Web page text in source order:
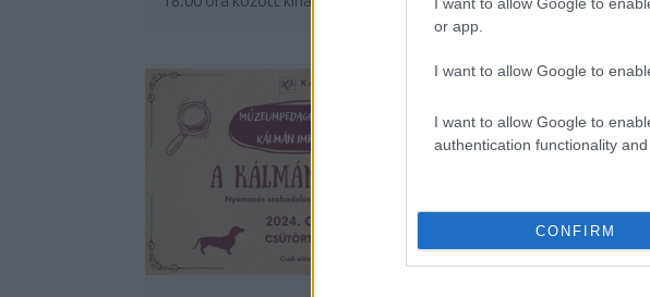
or app.
I want to allow Google to
I want to allow Google to
authentication functionality
CONFIRM